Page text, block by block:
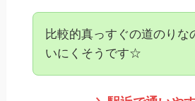
比較的真っすぐの道のりな
いにくそうです☆